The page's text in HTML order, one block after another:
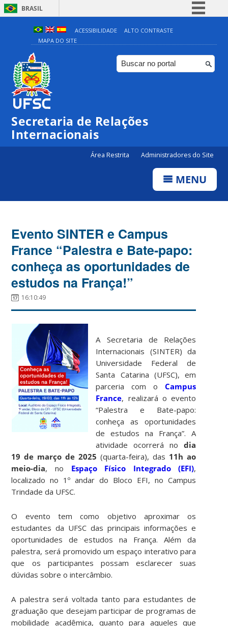
BRASIL
Simplifique!
Comunica BR
Participe
ACESSIBILIDADE
ALTO CONTRASTE
MAPA DO SITE
Secretaria de Relações
Internacionais
Área Restrita Administradores do Site
MENU
Evento SINTER e Campus
France “Palestra e Bate-papo:
conheça as oportunidades de
estudos na França!”
16:10:49
A Secretaria de Relações
Internacionais (SINTER) da
Universidade Federal de
Santa Catarina (UFSC), em
parceria com oCampus
France, realizará o evento
“Palestra e Bate-papo:
conheça as oportunidades
de estudos na França”. A
atividade ocorrerá nodia
19 de março de 2025 (quarta-feira), das 11h ao
meio-dia, no Espaço Físico Integrado (EFI),
localizado no 1º andar do Bloco EFI, no Campus
Trindade da UFSC.
O evento tem como objetivo aproximar os
estudantes da UFSC das principais informações e
oportunidades de estudos na França. Além da
palestra, será promovido um espaço interativo para
que os participantes possam esclarecer suas
dúvidas sobre o intercâmbio.
A palestra será voltada tanto para estudantes de
graduação que desejam participar de programas de
mobilidade acadêmica, quanto para aqueles que